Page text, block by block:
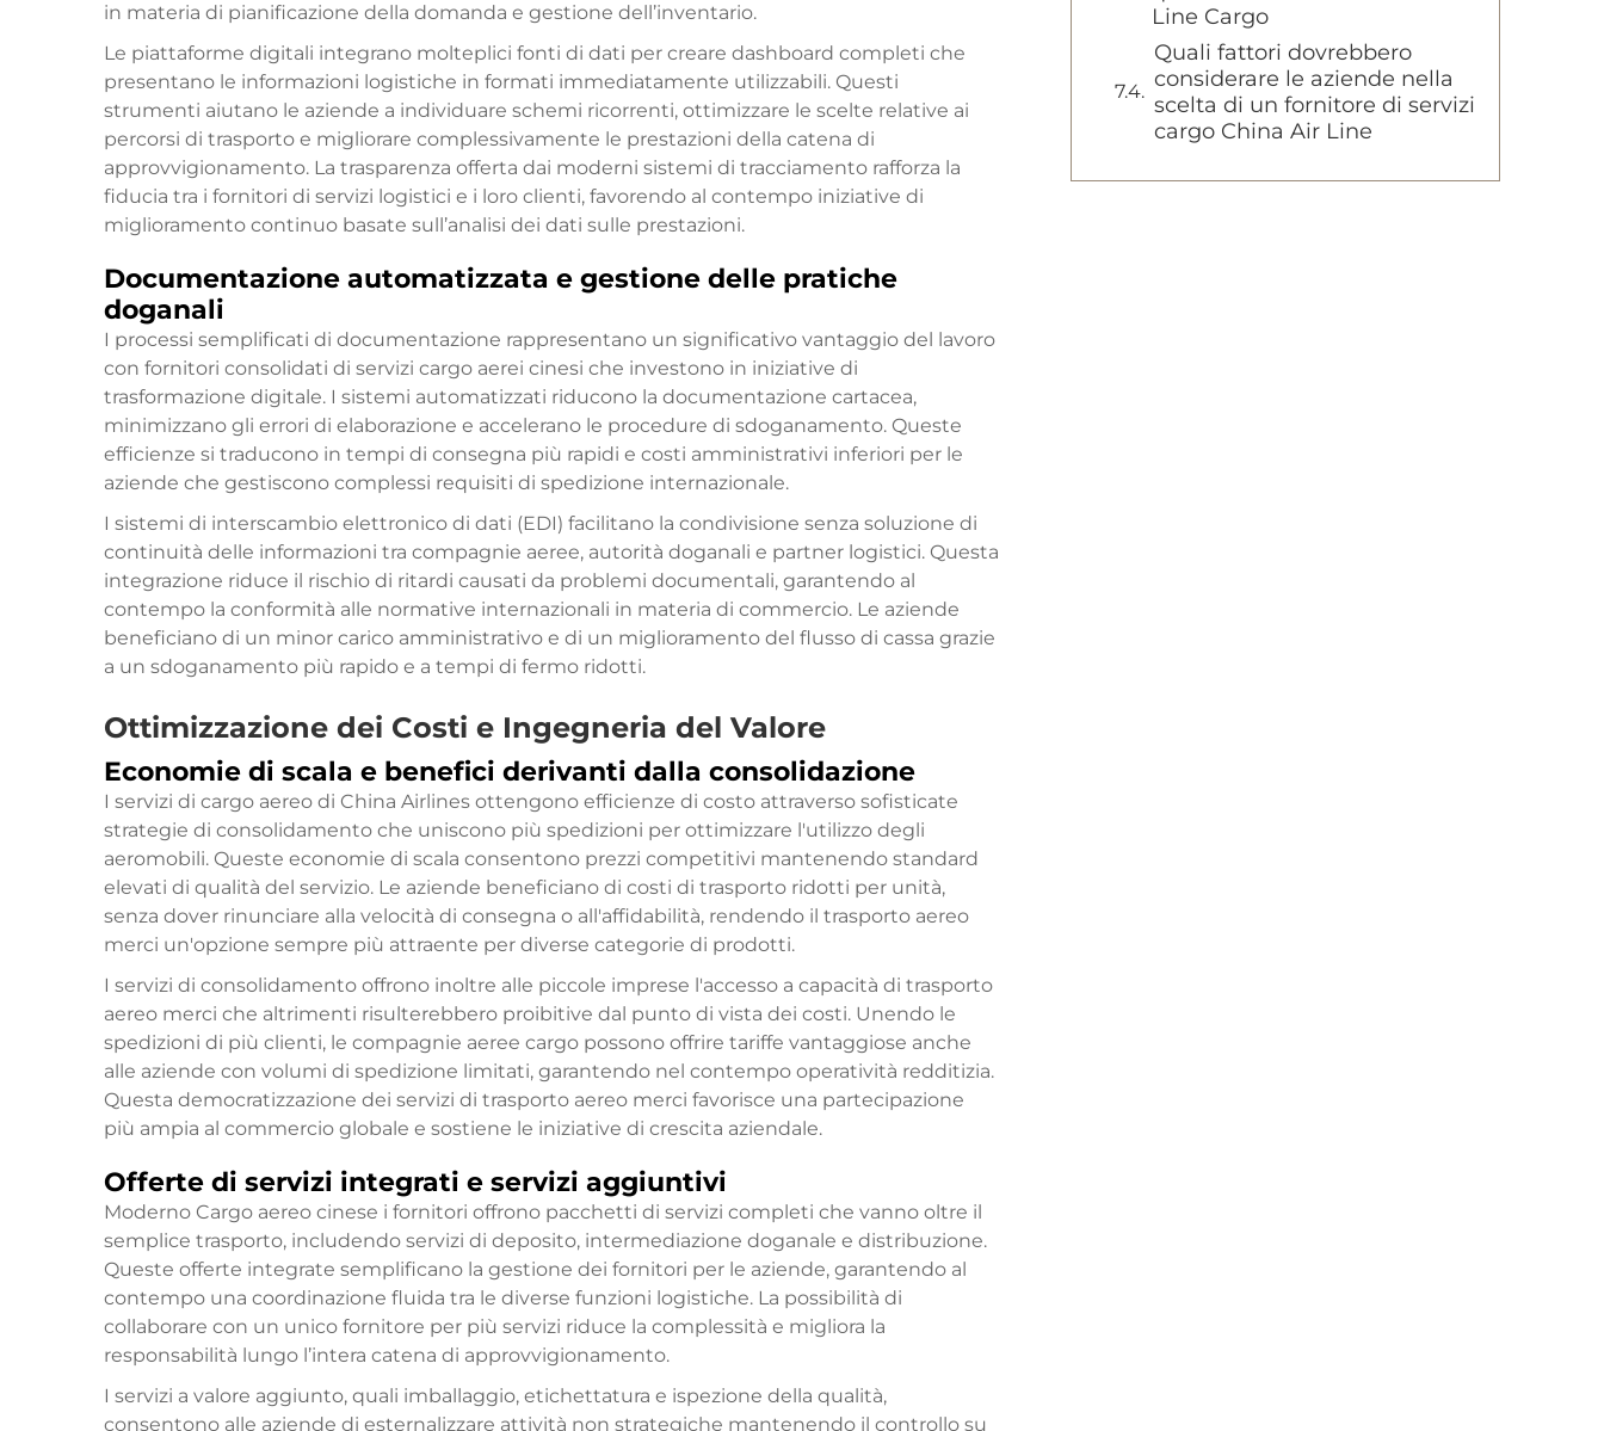
in materia di pianificazione della domanda e gestione dell’inventario.
Le piattaforme digitali integrano molteplici fonti di dati per creare dashboard completi che
presentano le informazioni logistiche in formati immediatamente utilizzabili. Questi
strumenti aiutano le aziende a individuare schemi ricorrenti, ottimizzare le scelte relative ai
percorsi di trasporto e migliorare complessivamente le prestazioni della catena di
approvvigionamento. La trasparenza offerta dai moderni sistemi di tracciamento rafforza la
fiducia tra i fornitori di servizi logistici e i loro clienti, favorendo al contempo iniziative di
miglioramento continuo basate sull’analisi dei dati sulle prestazioni.
Documentazione automatizzata e gestione delle pratiche
doganali
I processi semplificati di documentazione rappresentano un significativo vantaggio del lavoro
con fornitori consolidati di servizi cargo aerei cinesi che investono in iniziative di
trasformazione digitale. I sistemi automatizzati riducono la documentazione cartacea,
minimizzano gli errori di elaborazione e accelerano le procedure di sdoganamento. Queste
efficienze si traducono in tempi di consegna più rapidi e costi amministrativi inferiori per le
aziende che gestiscono complessi requisiti di spedizione internazionale.
I sistemi di interscambio elettronico di dati (EDI) facilitano la condivisione senza soluzione di
continuità delle informazioni tra compagnie aeree, autorità doganali e partner logistici. Questa
integrazione riduce il rischio di ritardi causati da problemi documentali, garantendo al
contempo la conformità alle normative internazionali in materia di commercio. Le aziende
beneficiano di un minor carico amministrativo e di un miglioramento del flusso di cassa grazie
a un sdoganamento più rapido e a tempi di fermo ridotti.
Ottimizzazione dei Costi e Ingegneria del Valore
Economie di scala e benefici derivanti dalla consolidazione
I servizi di cargo aereo di China Airlines ottengono efficienze di costo attraverso sofisticate
strategie di consolidamento che uniscono più spedizioni per ottimizzare l'utilizzo degli
aeromobili. Queste economie di scala consentono prezzi competitivi mantenendo standard
elevati di qualità del servizio. Le aziende beneficiano di costi di trasporto ridotti per unità,
senza dover rinunciare alla velocità di consegna o all'affidabilità, rendendo il trasporto aereo
merci un'opzione sempre più attraente per diverse categorie di prodotti.
I servizi di consolidamento offrono inoltre alle piccole imprese l'accesso a capacità di trasporto
aereo merci che altrimenti risulterebbero proibitive dal punto di vista dei costi. Unendo le
spedizioni di più clienti, le compagnie aeree cargo possono offrire tariffe vantaggiose anche
alle aziende con volumi di spedizione limitati, garantendo nel contempo operatività redditizia.
Questa democratizzazione dei servizi di trasporto aereo merci favorisce una partecipazione
più ampia al commercio globale e sostiene le iniziative di crescita aziendale.
Offerte di servizi integrati e servizi aggiuntivi
Moderno Cargo aereo cinese i fornitori offrono pacchetti di servizi completi che vanno oltre il
semplice trasporto, includendo servizi di deposito, intermediazione doganale e distribuzione.
Queste offerte integrate semplificano la gestione dei fornitori per le aziende, garantendo al
contempo una coordinazione fluida tra le diverse funzioni logistiche. La possibilità di
collaborare con un unico fornitore per più servizi riduce la complessità e migliora la
responsabilità lungo l’intera catena di approvvigionamento.
I servizi a valore aggiunto, quali imballaggio, etichettatura e ispezione della qualità,
consentono alle aziende di esternalizzare attività non strategiche mantenendo il controllo su
Line Cargo
Quali fattori dovrebbero
considerare le aziende nella
scelta di un fornitore di servizi
cargo China Air Line